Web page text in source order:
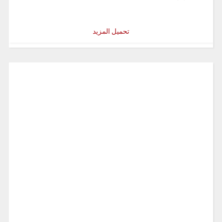
تحميل المزيد